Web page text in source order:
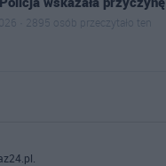
· 2895 osób przeczytało ten